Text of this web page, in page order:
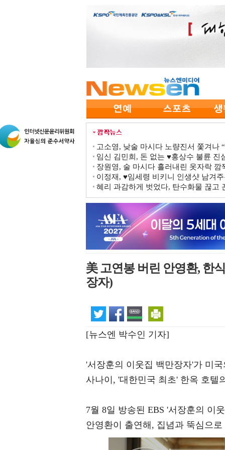
고소영, 낮술 마시다 노량진서 쫓겨나
임신 김민희, 돈 없는 ♥홍상수 불륜
장원영, 술 마시다 흘러내린 옷자락
이정재, ♥임세령 비키니 인생샷 남겨
혜리 과감하게 벗었다, 탄수화물 끊고
美 고연봉 버린 안영환, 한
장자)
[뉴스엔 박수인 기자]
'서장훈의 이웃집 백만장자'가 미
사나이, '대한민국 최초' 한옥 호텔
7월 8일 방송된 EBS '서장훈의 이
안영환이 출연해, 집념과 뚝심으